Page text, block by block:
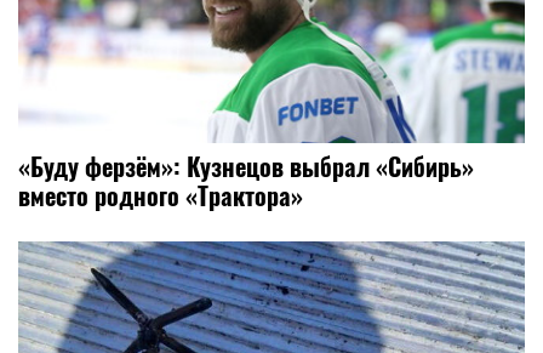
«Буду ферзём»: Кузнецов выбрал «Сибирь»
вместо родного «Трактора»